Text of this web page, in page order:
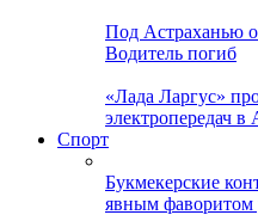
Под Астраханью
Водитель погиб
«Лада Ларгус»
электропередач в
Спорт
Букмекерские
явным